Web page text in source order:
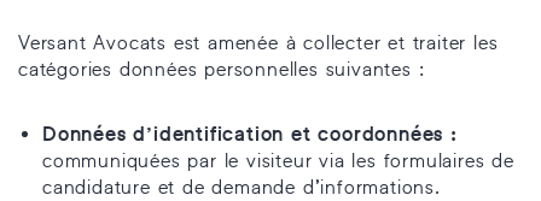
Versant Avocats est amenée à collecter et traiter les
catégories données personnelles suivantes :
Données d’identification et coordonnées :
communiquées par le visiteur via les formulaires de
candidature et de demande d’informations.